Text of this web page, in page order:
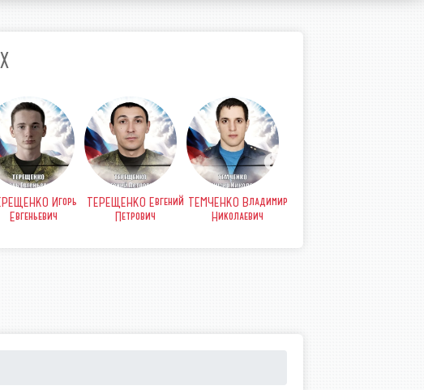
Игорь
Евгеньевич
ТЕРЕЩЕНКО Евгений
Петрович
ТЕМЧЕНКО Владимир
Николаевич